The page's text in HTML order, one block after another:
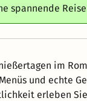
spannende
im
und echte
erleben